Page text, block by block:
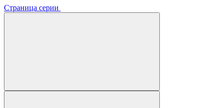
Страница серии